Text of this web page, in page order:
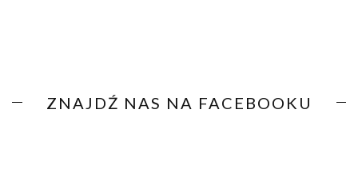
ZNAJDŹ NAS NA FACEBOOKU